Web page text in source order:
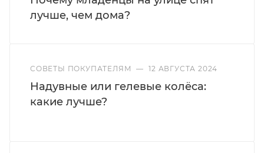
лучше, чем дома?
СОВЕТЫ ПОКУПАТЕЛЯМ — 12 АВГУСТА 2024
Надувные или гелевые колёса:
какие лучше?